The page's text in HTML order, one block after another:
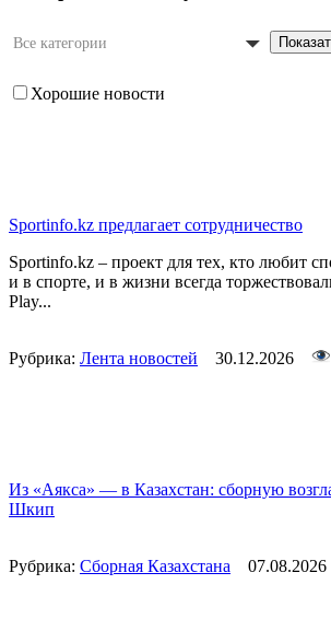
Все категории
Хорошие новости
Sportinfo.kz предлагает сотрудничество
Sportinfo.kz – проект для тех, кто любит
и в спорте, и в жизни всегда
Play...
Рубрика: Лента новостей 30.12.2026
Из «Аякса» — в Казахстан: сборную
Шкип
Рубрика: Сборная Казахстана 07.08.2026